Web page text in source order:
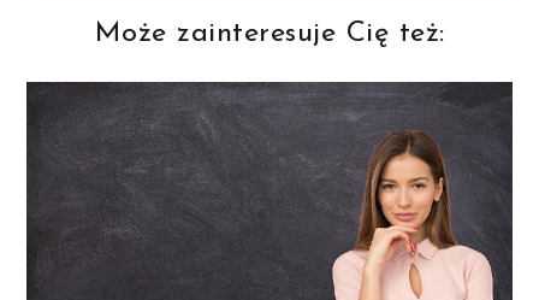
Może zainteresuje Cię też: